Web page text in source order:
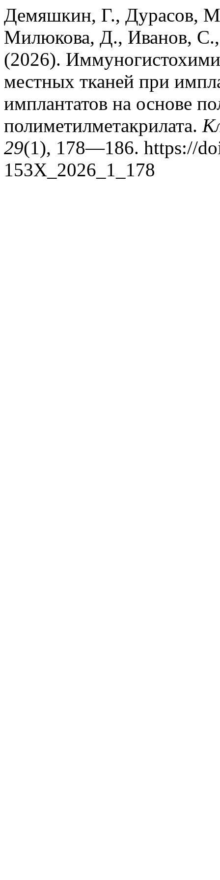
Демяшкин, Г., Дурасов,
Милюкова, Д., Иванов,
(2026).
местных тканей при
имплантатов на основе
полиметилметакрилата.
29(1), 178—186. https://
153X_2026_1_178